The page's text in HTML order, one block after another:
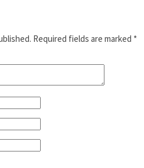
Required fields are marked *